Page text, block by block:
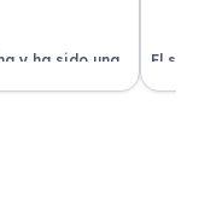
y ha sido una
y sin sorpresas.
El
proceso